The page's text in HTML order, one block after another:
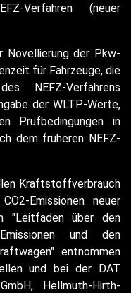
Verfahren (neuer
Novellierung der Pkw-
für Fahrzeuge, die
NEFZ-Verfahrens
der WLTP-Werte,
Prüfbedingungen in
dem früheren NEFZ-
Kraftstoffverbrauch
Emissionen neuer
"Leitfaden über den
und den
entnommen
und bei der DAT
Hellmuth-Hirth-